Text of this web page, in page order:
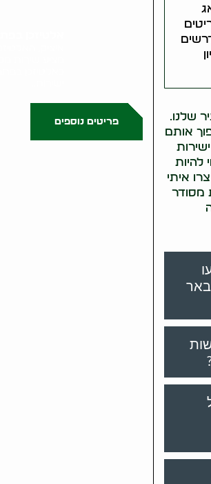
שלנו.
אותם
להיות
איתי
מסודר
פריטים נוספים